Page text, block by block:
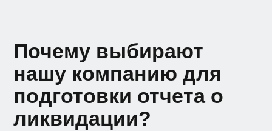
Почему выбирают
нашу компанию для
подготовки отчета о
ликвидации?